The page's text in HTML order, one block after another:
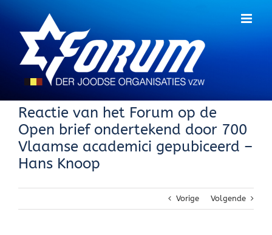
Reactie van het Forum op de
Open brief ondertekend door 700
Vlaamse academici gepubiceerd –
Hans Knoop
Vorige Volgende